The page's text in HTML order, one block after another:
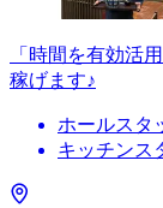
「時間を有効活
稼げます♪
ホールスタ
キッチンス